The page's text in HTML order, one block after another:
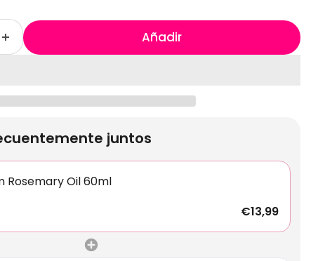
Añadir
juntos
Rosemary Oil 60ml
€13,99